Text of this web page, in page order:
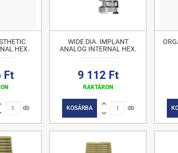
HEX.
Ft
db
WIDE DIA. IMPLANT
ANALOG INTERNAL HEX.
9 112 Ft
RAKTÁRON
KOSÁRBA db